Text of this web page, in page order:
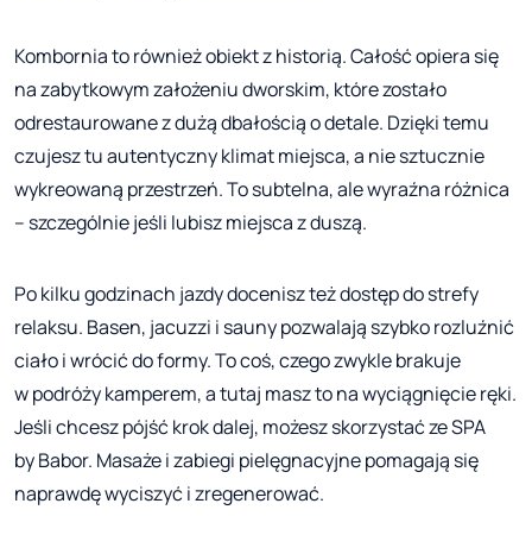
Kombornia to również obiekt z historią. Całość opiera się
na zabytkowym założeniu dworskim, które zostało
odrestaurowane z dużą dbałością o detale. Dzięki temu
czujesz tu autentyczny klimat miejsca, a nie sztucznie
wykreowaną przestrzeń. To subtelna, ale wyraźna różnica
– szczególnie jeśli lubisz miejsca z duszą.
Po kilku godzinach jazdy docenisz też dostęp do strefy
relaksu. Basen, jacuzzi i sauny pozwalają szybko rozluźnić
ciało i wrócić do formy. To coś, czego zwykle brakuje
w podróży kamperem, a tutaj masz to na wyciągnięcie ręki.
Jeśli chcesz pójść krok dalej, możesz skorzystać ze SPA
by Babor. Masaże i zabiegi pielęgnacyjne pomagają się
naprawdę wyciszyć i zregenerować.